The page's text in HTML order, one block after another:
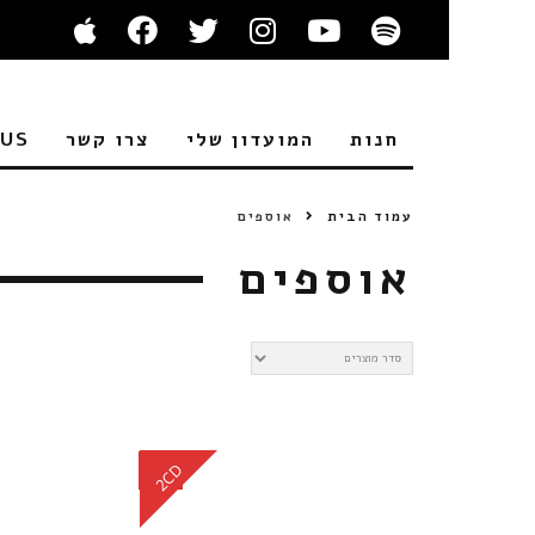
חנות המועדון שלי צרו קשר
עמוד הבית אוספים
אוספים
CD
2CD